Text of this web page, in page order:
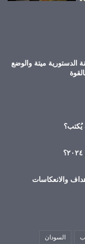
الدستورية ميتة والوضع
يُكتب؟
والانعكاسات
السودان